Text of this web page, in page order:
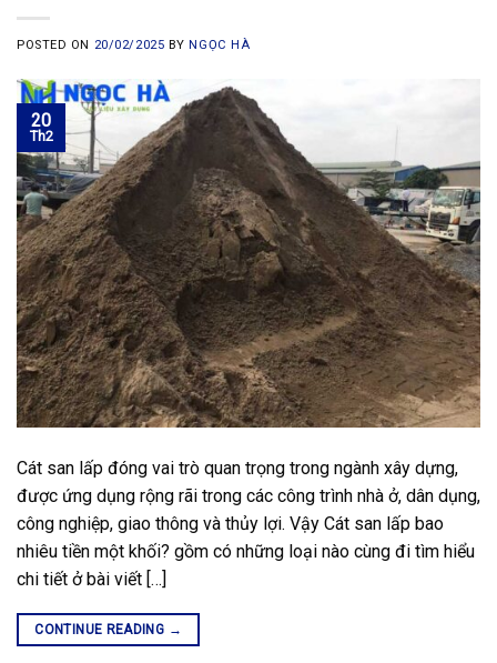
POSTED ON 20/02/2025 BY NGỌC HÀ
20
Th2
Cát san lấp đóng vai trò quan trọng trong ngành xây dựng,
được ứng dụng rộng rãi trong các công trình nhà ở, dân dụng,
công nghiệp, giao thông và thủy lợi. Vậy Cát san lấp bao
nhiêu tiền một khối? gồm có những loại nào cùng đi tìm hiểu
chi tiết ở bài viết […]
CONTINUE READING →